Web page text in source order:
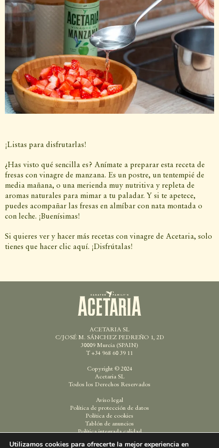
¡Listas para disfrutarlas!
¿Has visto qué sencilla es? Anímate a preparar esta receta de
fresas con vinagre de manzana. Es un postre, un tentempié de
media mañana, o una merienda muy nutritiva y repleta de
aromas naturales para mimar a tu paladar. Y si te apetece,
puedes acompañar las fresas en almíbar con nata montada o
con leche. ¡Buenísimas!
Si quieres ver y hacer más recetas con vinagre de Acetaria, solo
tienes que hacer clic aquí. ¡Disfrútalas!
ACETARIA SL
C/JOSÉ M. SÁNCHEZ PEDREÑO 1, 2D
30009 Murcia (SPAIN)
T +34 968 60 39 11
Copyright © 2024
Acetaria SL
Todos los Derechos Reservados
Aviso legal
Política de protección de datos
Política de cookies
Tablón de anuncios
Política integrada calidad
Utilizamos cookies para ofrecerte la mejor experiencia en